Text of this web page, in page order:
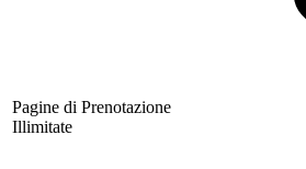
Pagine di Prenotazione
Illimitate